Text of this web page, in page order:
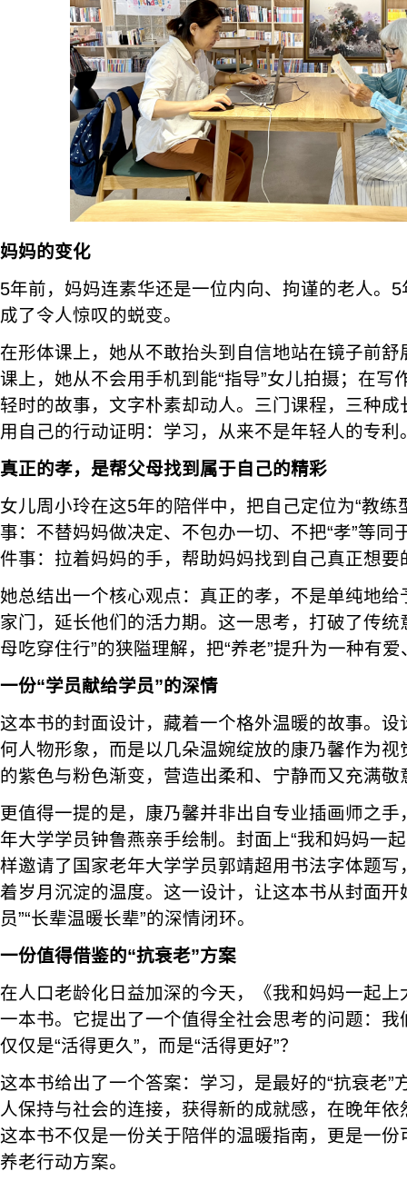
妈妈的变化
5年前，妈妈连素华还是一位内向、拘谨的老人。
成了令人惊叹的蜕变。
在形体课上，她从不敢抬头到自信地站在镜子前
课上，她从不会用手机到能“指导”女儿拍摄；在写
轻时的故事，文字朴素却动人。三门课程，三种
用自己的行动证明：学习，从来不是年轻人的专利
真正的孝，是帮父母找到属于自己的精彩
女儿周小玲在这5年的陪伴中，把自己定位为“教练
事：不替妈妈做决定、不包办一切、不把“孝”等同
件事：拉着妈妈的手，帮助妈妈找到自己真正想要
她总结出一个核心观点：真正的孝，不是单纯地
家门，延长他们的活力期。这一思考，打破了传统
母吃穿住行”的狭隘理解，把“养老”提升为一种有
一份“学员献给学员”的深情
这本书的封面设计，藏着一个格外温暖的故事。
何人物形象，而是以几朵温婉绽放的康乃馨作为
的紫色与粉色渐变，营造出柔和、宁静而又充满敬
更值得一提的是，康乃馨并非出自专业插画师之
年大学学员钟鲁燕亲手绘制。封面上“我和妈妈一
样邀请了国家老年大学学员郭靖超用书法字体题
着岁月沉淀的温度。这一设计，让这本书从封面开
员”“长辈温暖长辈”的深情闭环。
一份值得借鉴的“抗衰老”方案
在人口老龄化日益加深的今天，《我和妈妈一起
一本书。它提出了一个值得全社会思考的问题：
仅仅是“活得更久”，而是“活得更好”？
这本书给出了一个答案：学习，是最好的“抗衰老”
人保持与社会的连接，获得新的成就感，在晚年依
这本书不仅是一份关于陪伴的温暖指南，更是一
养老行动方案。